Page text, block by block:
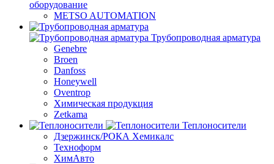
оборудование
METSO AUTOMATION
Трубопроводная арматура
Genebre
Broen
Danfoss
Honeywell
Oventrop
Химическая продукция
Zetkama
Теплоносители
Дзержинск/РОКА Хемикалс
Техноформ
ХимАвто